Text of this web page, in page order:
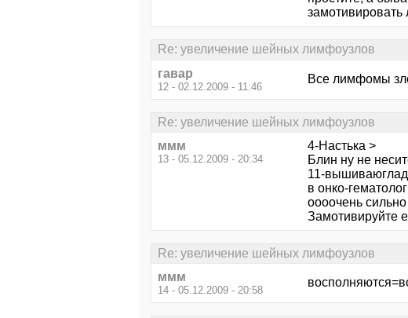
замотивировать
Re: увеличение шейных лимфоузлов
гавар
12 - 02.12.2009 - 11:46
Все лимфомы
Re: увеличение шейных лимфоузлов
ммм
13 - 05.12.2009 - 20:34
4-Настька >
Блин ну не
11-
в онко-
оооочень
Замотивируйте
Re: увеличение шейных лимфоузлов
ммм
14 - 05.12.2009 - 20:58